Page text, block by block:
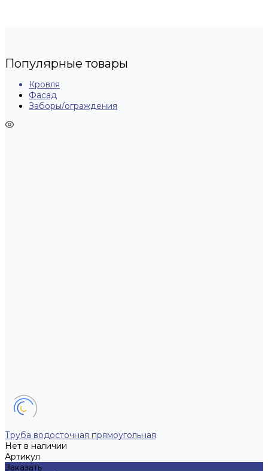
Популярные товары
Кровля
Фасад
Заборы/ограждения
Труба водосточная прямоугольная
Нет в наличии
Артикул
Заказать